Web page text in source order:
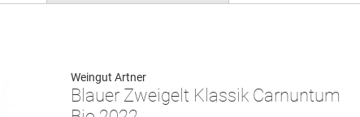
Weingut Artner
Blauer Zweigelt Klassik Carnuntum